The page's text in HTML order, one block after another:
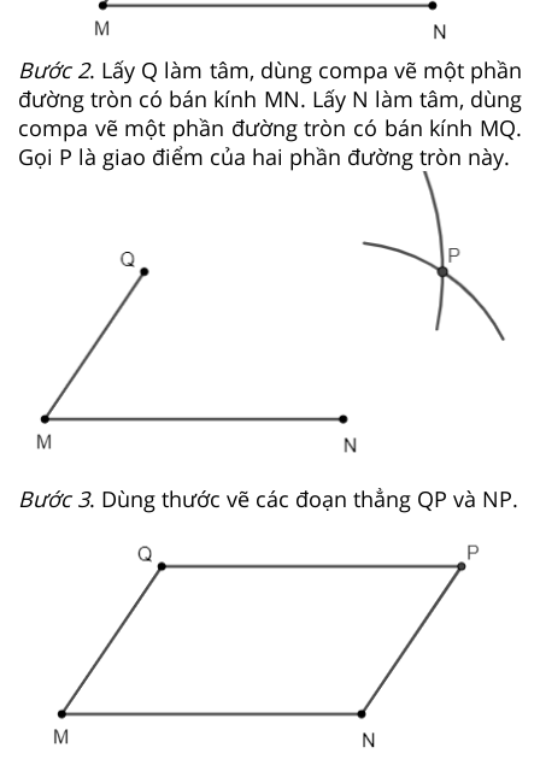
Bước 2. Lấy Q làm tâm, dùng compa vẽ một phần
đường tròn có bán kính MN. Lấy N làm tâm, dùng
compa vẽ một phần đường tròn có bán kính MQ.
Gọi P là giao điểm của hai phần đường tròn này.
Bước 3. Dùng thước vẽ các đoạn thẳng QP và NP.